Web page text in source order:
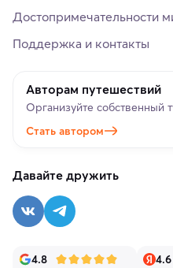
Достопримечательности
Поддержка и контакты
Авторам путешествий
Организуйте собственный
Стать автором
Давайте дружить
4.8 4.6